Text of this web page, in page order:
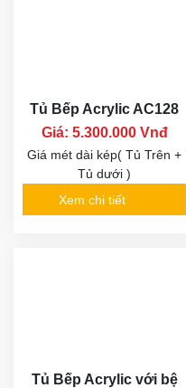
Tủ Bếp Acrylic AC128
Giá: 5.300.000 Vnđ
Giá mét dài kép( Tủ Trên +
Tủ dưới )
Xem chi tiết
Tủ Bếp Acrylic với bệ